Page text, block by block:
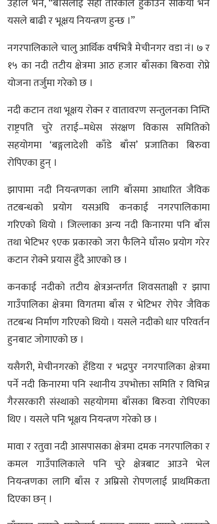
यसले बाढी र भूक्षय नियन्त्रण हुन्छ ।”
नगरपालिकाले चालु आर्थिक वर्षभित्रै मेचीनगर वडा नं। ७ र
१५ का नदी तटीय क्षेत्रमा आठ हजार बाँसका बिरुवा रोप्ने
योजना तर्जुमा गरेको छ ।
नदी कटान तथा भूक्षय रोक्न र वातावरण सन्तुलनका निम्ति
राष्ट्रपति चुरे तराई–मधेस संरक्षण विकास समितिको
सहयोगमा ‘बङ्गलादेशी काँडे बाँस’ प्रजातिका बिरुवा
रोपिएका हुन् ।
झापामा नदी नियन्त्रणका लागि बाँसमा आधारित जैविक
तटबन्धको प्रयोग यसअघि कनकाई नगरपालिकामा
गरिएको थियो । जिल्लाका अन्य नदी किनारमा पनि बाँस
तथा भेटिभर ९एक प्रकारको जरा फैलिने घाँस० प्रयोग गरेर
कटान रोक्ने प्रयास हुँदै आएको छ ।
कनकाई नदीको तटीय क्षेत्रअन्तर्गत शिवसताक्षी र झापा
गाउँपालिका क्षेत्रमा विगतमा बाँस र भेटिभर रोपेर जैविक
तटबन्ध निर्माण गरिएको थियो । यसले नदीको धार परिवर्तन
हुनबाट जोगाएको छ ।
यसैगरी, मेचीनगरको हँडिया र भद्रपुर नगरपालिका क्षेत्रमा
पर्ने नदी किनारमा पनि स्थानीय उपभोक्ता समिति र विभिन्न
गैरसरकारी संस्थाको सहयोगमा बाँसका बिरुवा रोपिएका
थिए । यसले पनि भूक्षय नियन्त्रण गरेको छ ।
मावा र रतुवा नदी आसपासका क्षेत्रमा दमक नगरपालिका र
कमल गाउँपालिकाले पनि चुरे क्षेत्रबाट आउने भेल
नियन्त्रणका लागि बाँस र अम्रिसो रोपणलाई प्राथमिकता
दिएका छन् ।